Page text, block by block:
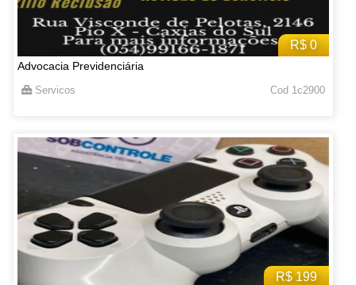
R$ 0
Advocacia Previdenciária
Servicos Cod 1c2900
R$ 199